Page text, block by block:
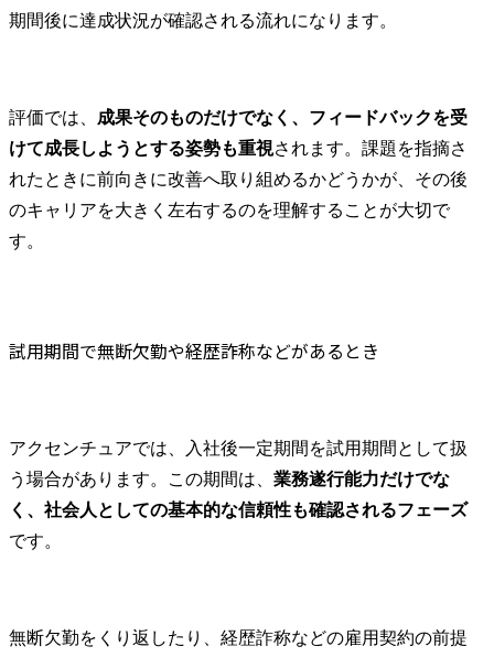
期間後に達成状況が確認される流れになります。
評価では、 成果そのものだけでなく、フィードバックを受
けて成長しようとする姿勢も重視されます。課題を指摘さ
れたときに前向きに改善へ取り組めるかどうかが、その後
のキャリアを大きく左右するのを理解することが大切で
す。
試用期間で無断欠勤や経歴詐称などがあるとき
アクセンチュアでは、入社後一定期間を試用期間として扱
う場合があります。この期間は、 業務遂行能力だけでな
く、社会人としての基本的な信頼性も確認されるフェーズ
です。
無断欠勤をくり返したり、経歴詐称などの雇用契約の前提